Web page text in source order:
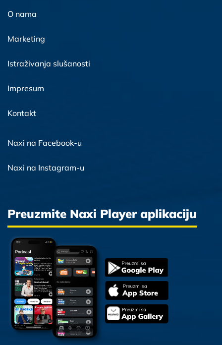
O nama
Marketing
Istraživanja slušanosti
Impresum
Kontakt
Naxi na Facebook-u
Naxi na Instagram-u
Preuzmite Naxi Player aplikaciju